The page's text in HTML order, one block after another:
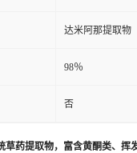
达米阿那提取物
98％
否
药提取物，富含黄酮类、